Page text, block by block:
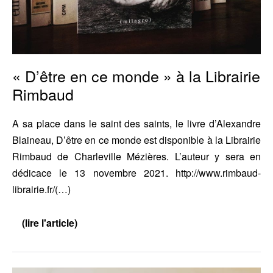
« D’être en ce monde » à la Librairie
Rimbaud
A sa place dans le saint des saints, le livre d’Alexandre
Blaineau, D’être en ce monde est disponible à la Librairie
Rimbaud de Charleville Mézières. L’auteur y sera en
dédicace le 13 novembre 2021. http://www.rimbaud-
librairie.fr/(…)
(lire l'article)
«
ce
monde »